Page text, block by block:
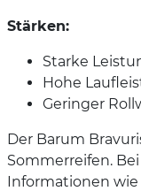
Stärken:
Starke
Hohe
Geringer
Der Barum
Sommerreifen.
Informationen